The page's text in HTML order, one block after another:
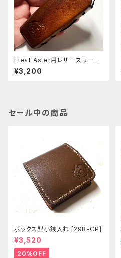
Eleaf Aster用レザースリーブ
[402-as]
¥3,200
セール中の商品
ボックス型小銭入れ [298-CP]
¥3,520
20%OFF